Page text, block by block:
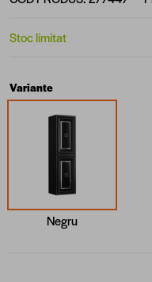
Stoc limitat
Variante
Negru